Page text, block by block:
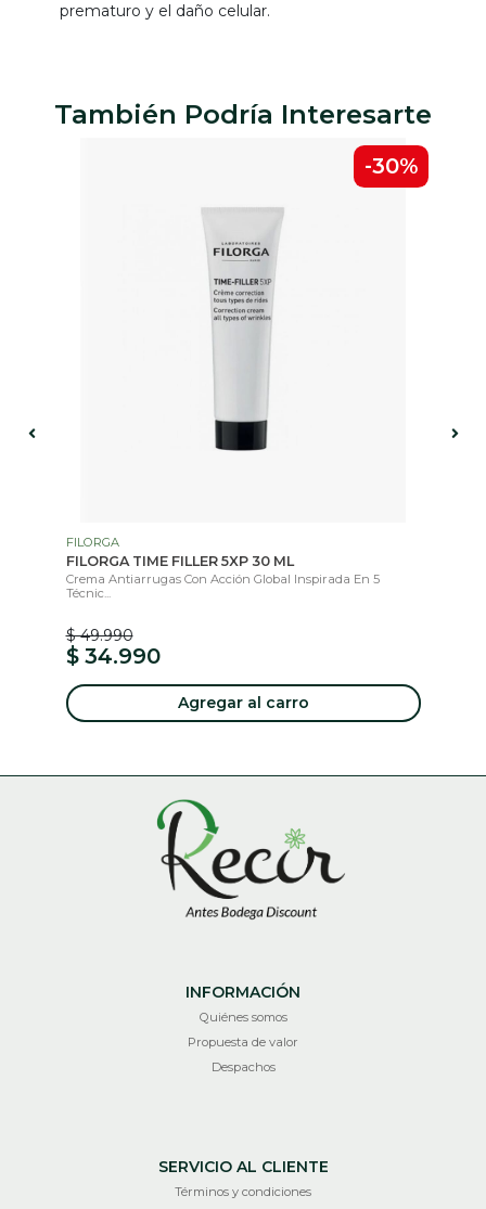
prematuro y el daño celular.
También Podría Interesarte
-30%
FILORGA
FILORGA TIME FILLER 5XP 30 ML
Crema Antiarrugas Con Acción Global Inspirada En 5
Técnic...
$ 49.990
$ 34.990
Agregar al carro
INFORMACIÓN
Quiénes somos
Propuesta de valor
Despachos
SERVICIO AL CLIENTE
Términos y condiciones